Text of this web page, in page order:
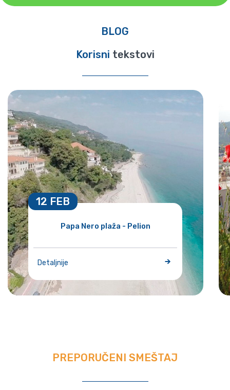
BLOG
Korisni tekstovi
Papa Nero plaža - Pelion
Detaljnije
12 FEB
PREPORUČENI SMEŠTAJ